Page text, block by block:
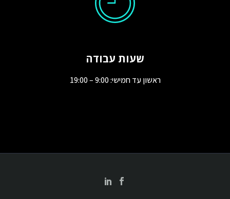
שעות עבודה
ראשון עד חמישי: 9:00 – 19:00